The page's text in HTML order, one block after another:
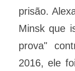
prisão.
Minsk que
prova"
2016, ele